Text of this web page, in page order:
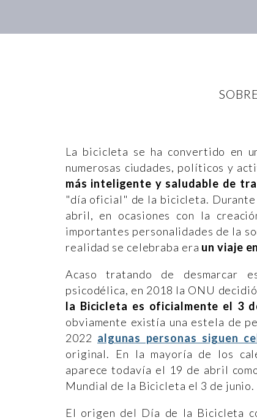
La bicicleta se ha convertido en
numerosas ciudades, políticos y
más inteligente y saludable de
"día oficial" de la bicicleta.
abril, en ocasiones con la
importantes personalidades de la
realidad se celebraba era un viaje
Acaso tratando de desmarcar
psicodélica, en 2018 la ONU
la Bicicleta es oficialmente el 3
obviamente existía una estela de
2022 algunas personas siguen
original. En la mayoría de los
aparece todavía el 19 de abril
Mundial de la Bicicleta el 3 de junio.
El origen del Día de la Bicicleta